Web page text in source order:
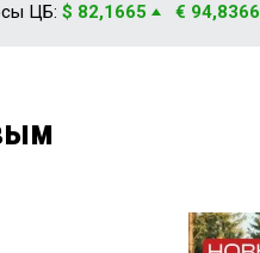
ЦБ: $ 82,1665 € 94,8366